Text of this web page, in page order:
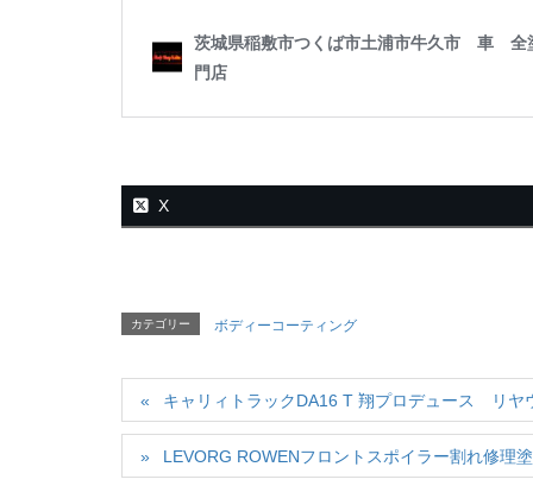
X
カテゴリー ボディーコーティング
キャリィトラックDA16 T 翔プロデュース リ
LEVORG ROWENフロントスポイラー割れ修理